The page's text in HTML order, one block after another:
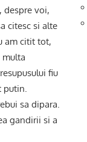
despre voi,
citesc si alte
am citit tot,
multa
fiu
sa dipara.
gandirii si a